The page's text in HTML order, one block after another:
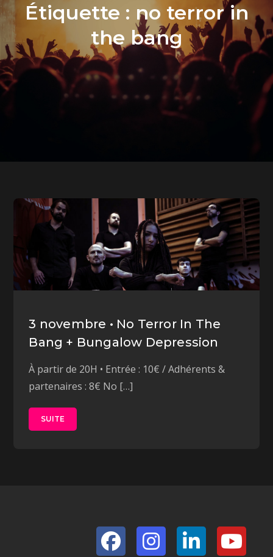
Étiquette : no terror in
the bang
3 novembre • No Terror In The
Bang + Bungalow Depression
À partir de 20H • Entrée : 10€ / Adhérents &
partenaires : 8€ No […]
SUITE